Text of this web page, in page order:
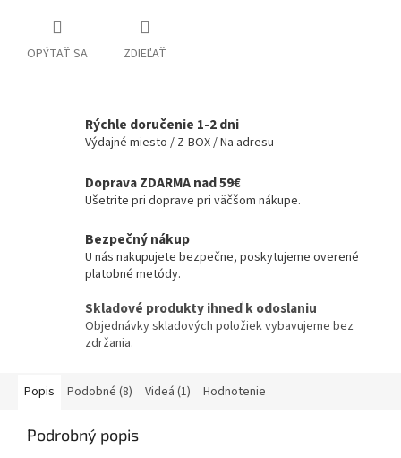
OPÝTAŤ SA ZDIEĽAŤ
Rýchle doručenie 1-2 dni
Výdajné miesto / Z-BOX / Na adresu
Doprava ZDARMA nad 59€
Ušetrite pri doprave pri väčšom nákupe.
Bezpečný nákup
U nás nakupujete bezpečne, poskytujeme overené
platobné metódy.
Skladové produkty ihneď k odoslaniu
Objednávky skladových položiek vybavujeme bez
zdržania.
Popis Podobné (8) Videá (1) Hodnotenie
Podrobný popis